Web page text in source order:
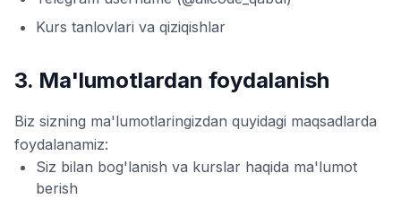
Kurs tanlovlari va qiziqishlar
3. Ma'lumotlardan foydalanish
Biz sizning ma'lumotlaringizdan quyidagi maqsadlarda
foydalanamiz:
Siz bilan bog'lanish va kurslar haqida ma'lumot
berish